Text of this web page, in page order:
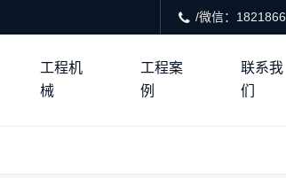
/微信：
工程机
械
工程案
例
联系我
们